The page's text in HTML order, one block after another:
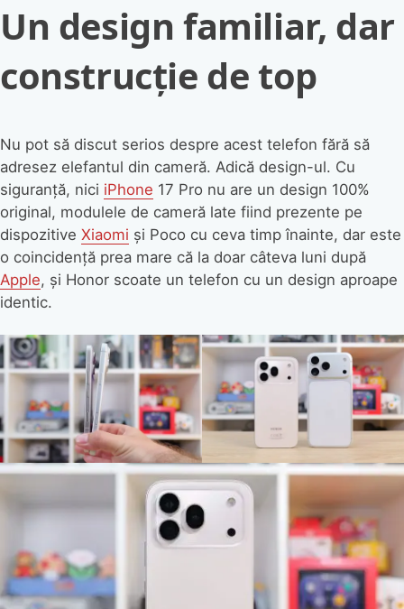
Un design familiar, dar
construcție de top
Nu pot să discut serios despre acest telefon fără să
adresez elefantul din cameră. Adică design-ul. Cu
siguranță, nici iPhone 17 Pro nu are un design 100%
original, modulele de cameră late fiind prezente pe
dispozitive Xiaomi și Poco cu ceva timp înainte, dar este
o coincidență prea mare că la doar câteva luni după
Apple, și Honor scoate un telefon cu un design aproape
identic.